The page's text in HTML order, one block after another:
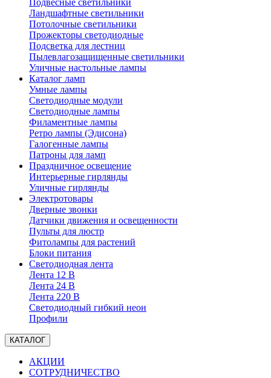
Подвесные светильники
Ландшафтные светильники
Потолочные светильники
Прожекторы светодиодные
Подсветка для лестниц
Пылевлагозащищенные светильники
Уличные настольные лампы
Каталог ламп
Умные лампы
Светодиодные модули
Светодиодные лампы
Филаментные лампы
Ретро лампы (Эдисона)
Галогенные лампы
Патроны для ламп
Праздничное освещение
Интерьерные гирлянды
Уличные гирлянды
Электротовары
Дверные звонки
Датчики движения и освещенности
Пульты для люстр
Фитолампы для растений
Блоки питания
Светодиодная лента
Лента 12 В
Лента 24 В
Лента 220 В
Светодиодный гибкий неон
Профили
КАТАЛОГ
АКЦИИ
СОТРУДНИЧЕСТВО